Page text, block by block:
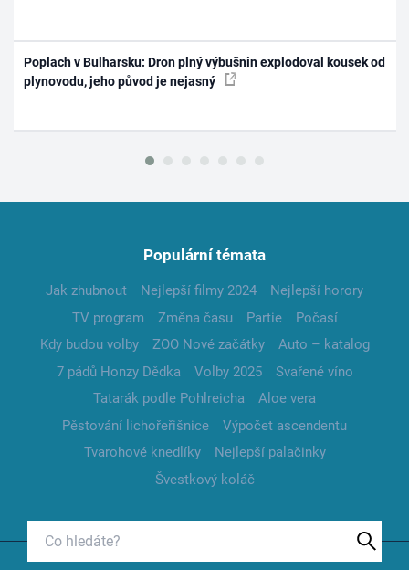
Poplach v Bulharsku: Dron plný výbušnin explodoval kousek od
plynovodu, jeho původ je nejasný
Populární témata
Jak zhubnout Nejlepší filmy 2024
Nejlepší horory
TV program
Změna času Partie
Počasí
Kdy budou volby
ZOO Nové začátky
Auto – katalog
7 pádů Honzy Dědka
Volby 2025
Svařené víno
Tatarák podle Pohlreicha
Aloe vera
Pěstování lichořeřišnice
Výpočet ascendentu
Tvarohové knedlíky
Nejlepší palačinky
Švestkový koláč